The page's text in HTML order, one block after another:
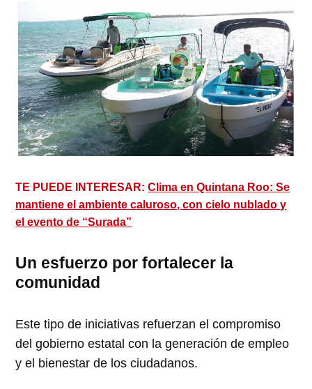
TE PUEDE INTERESAR:Clima en Quintana Roo: Se
mantiene el ambiente caluroso, con cielo nublado y
el evento de “Surada”
Un esfuerzo por fortalecer la
comunidad
Este tipo de iniciativas refuerzan el compromiso
del gobierno estatal con la generación de empleo
y el bienestar de los ciudadanos.